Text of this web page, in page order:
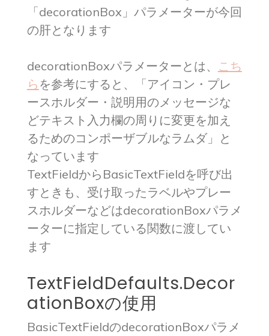
「decorationBox」パラメーターが今回
の肝となります
decorationBoxパラメーターとは、 こち
ら を参考にすると、「アイコン・プレ
ースホルダー・説明用のメッセージな
どテキスト入力欄の周りに変更を加え
るためのコンポーザブルなラムダ」と
なっています
TextFieldからBasicTextFieldを呼び出
すときも、受け取ったラベルやプレー
スホルダーなどはdecorationBoxパラメ
ーターに指定している関数に渡してい
ます
TextFieldDefaults.Decor
ationBoxの使用
BasicTextFieldのdecorationBoxパラメ